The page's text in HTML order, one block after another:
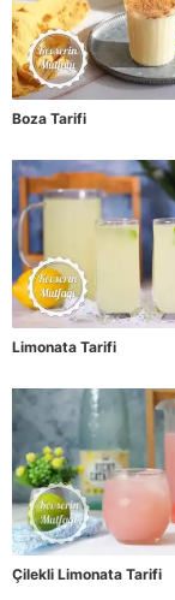
Boza Tarifi
Limonata Tarifi
Çilekli Limonata Tarifi